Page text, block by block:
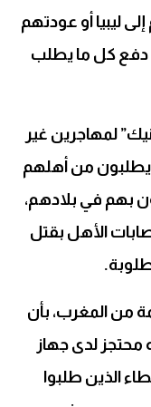
ليبيا أو عودتهم
دفع كل ما يطلب
لمهاجرين غير
يطلبون من أهلهم
بهم في بلادهم،
الأهل بقتل
من المغرب، بأن
لدى جهاز
الذين طلبوا